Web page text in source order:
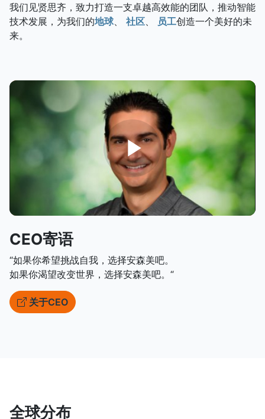
我们见贤思齐，致力打造一支卓越高效能的团队，推动智能
技术发展，为我们的地球、 社区 员工创造一个美好的未
来。
CEO寄语
“如果你希望挑战自我，选择安森美吧。
如果你渴望改变世界，选择安森美吧。“
关于CEO
全球分布